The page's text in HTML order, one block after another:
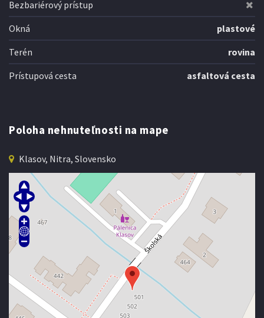
Bezbariérový prístup
Okná
plastové
Terén
rovina
Prístupová cesta
asfaltová cesta
Poloha nehnuteľnosti na mape
Klasov, Nitra, Slovensko